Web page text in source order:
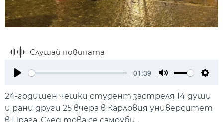
Слушай новината
-01:39
24-годишен чешки студент застреля 14 души
и рани други 25 вчера в Карловия университет
в Прага. След това се самоуби.